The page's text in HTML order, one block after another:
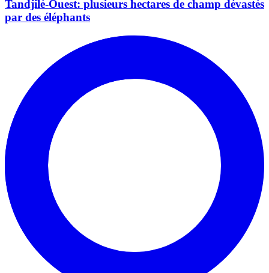
Tandjilé-Ouest: plusieurs hectares de champ dévastés
par des éléphants